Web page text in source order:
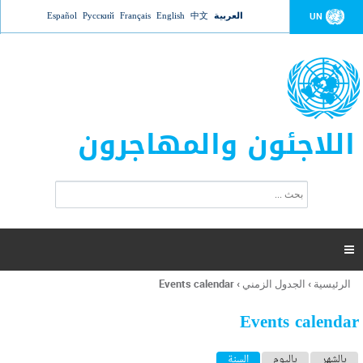
Jump to navigation UN العربية 中文
English
Français
Русский
Español
اللاجئون والمهاجرون
ت
ر
ل
ح
ب

أنت
هنا
الرئيسية › الجدول الزمني ›
Events calendar
Events calendar